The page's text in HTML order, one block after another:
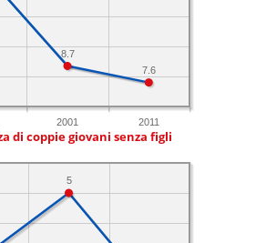
2001 2011
7.6
8.7
di coppie giovani senza figli
5